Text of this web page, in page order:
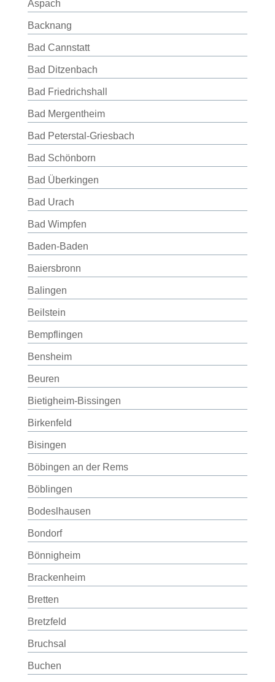
Aspach
Backnang
Bad Cannstatt
Bad Ditzenbach
Bad Friedrichshall
Bad Mergentheim
Bad Peterstal-Griesbach
Bad Schönborn
Bad Überkingen
Bad Urach
Bad Wimpfen
Baden-Baden
Baiersbronn
Balingen
Beilstein
Bempflingen
Bensheim
Beuren
Bietigheim-Bissingen
Birkenfeld
Bisingen
Böbingen an der Rems
Böblingen
Bodeslhausen
Bondorf
Bönnigheim
Brackenheim
Bretten
Bretzfeld
Bruchsal
Buchen